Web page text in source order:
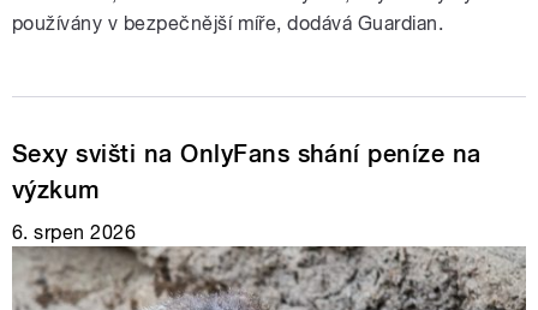
používány v bezpečnější míře, dodává Guardian.
Sexy svišti na OnlyFans shání peníze na
výzkum
6. srpen 2026